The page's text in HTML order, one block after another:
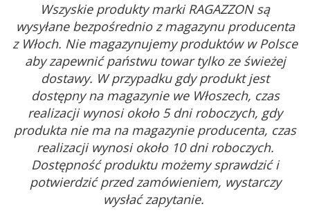
Wszyskie produkty marki RAGAZZON są
wysyłane bezpośrednio z magazynu producenta
z Włoch. Nie magazynujemy produktów w Polsce
aby zapewnić państwu towar tylko ze świeżej
dostawy. W przypadku gdy produkt jest
dostępny na magazynie we Włoszech, czas
realizacji wynosi około 5 dni roboczych, gdy
produkta nie ma na magazynie producenta, czas
realizacji wynosi około 10 dni roboczych.
Dostępność produktu możemy sprawdzić i
potwierdzić przed zamówieniem, wystarczy
wysłać zapytanie.